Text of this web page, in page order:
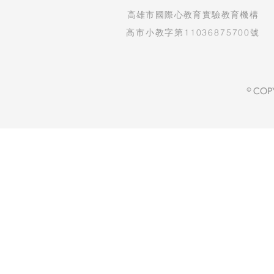
​高雄市國際心教育實驗教育機構
高市小教字第11036875700號
©